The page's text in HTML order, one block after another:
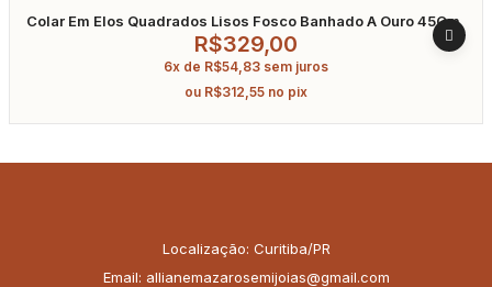
Colar Em Elos Quadrados Lisos Fosco Banhado A Ouro 45Cm
R$329,00
6x de R$54,83 sem juros
ou R$312,55 no pix
Localização: Curitiba/PR
Email: allianemazarosemijoias@gmail.com